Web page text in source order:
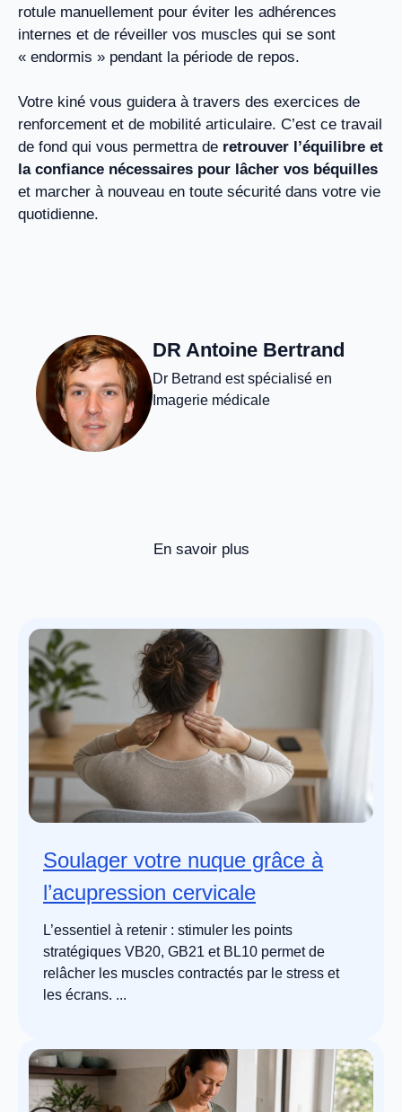
rotule manuellement pour éviter les adhérences
internes et de réveiller vos muscles qui se sont
« endormis » pendant la période de repos.
Votre kiné vous guidera à travers des exercices de
renforcement et de mobilité articulaire. C’est ce travail
de fond qui vous permettra de retrouver l’équilibre et
la confiance nécessaires pour lâcher vos béquilles
et marcher à nouveau en toute sécurité dans votre vie
quotidienne.
DR Antoine Bertrand
Dr Betrand est spécialisé en
Imagerie médicale
En savoir plus
Soulager votre nuque grâce à
l’acupression cervicale
L’essentiel à retenir : stimuler les points
stratégiques VB20, GB21 et BL10 permet de
relâcher les muscles contractés par le stress et
les écrans. ...